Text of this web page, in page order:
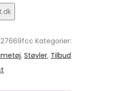
Kategorier:
, Støvler, Tilbud